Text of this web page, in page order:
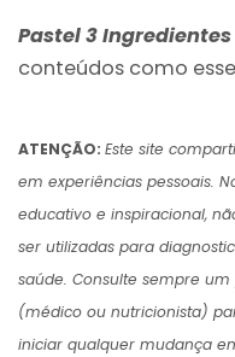
Pastel 3
conteúdos como
ATENÇÃO: Este site
em experiências pessoais.
educativo e inspiracional,
ser utilizadas para
saúde. Consulte sempre
(médico ou nutricionista)
iniciar qualquer mudança